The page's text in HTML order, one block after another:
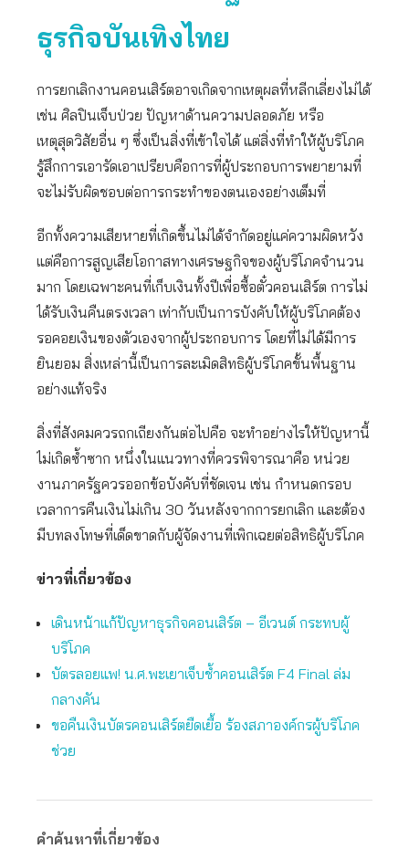
ธุรกิจบันเทิงไทย
การยกเลิกงานคอนเสิร์ตอาจเกิดจากเหตุผลที่หลีกเลี่ยงไม่ได้
เช่น ศิลปินเจ็บป่วย ปัญหาด้านความปลอดภัย หรือ
เหตุสุดวิสัยอื่น ๆ ซึ่งเป็นสิ่งที่เข้าใจได้ แต่สิ่งที่ทำให้ผู้บริโภค
รู้สึกการเอารัดเอาเปรียบคือการที่ผู้ประกอบการพยายามที่
จะไม่รับผิดชอบต่อการกระทำของตนเองอย่างเต็มที่
อีกทั้งความเสียหายที่เกิดขึ้นไม่ได้จำกัดอยู่แค่ความผิดหวัง
แต่คือการสูญเสียโอกาสทางเศรษฐกิจของผู้บริโภคจำนวน
มาก โดยเฉพาะคนที่เก็บเงินทั้งปีเพื่อซื้อตั๋วคอนเสิร์ต การไม่
ได้รับเงินคืนตรงเวลา เท่ากับเป็นการบังคับให้ผู้บริโภคต้อง
รอคอยเงินของตัวเองจากผู้ประกอบการ โดยที่ไม่ได้มีการ
ยินยอม สิ่งเหล่านี้เป็นการละเมิดสิทธิผู้บริโภคขั้นพื้นฐาน
อย่างแท้จริง
สิ่งที่สังคมควรถกเถียงกันต่อไปคือ จะทำอย่างไรให้ปัญหานี้
ไม่เกิดซ้ำซาก หนึ่งในแนวทางที่ควรพิจารณาคือ หน่วย
งานภาครัฐควรออกข้อบังคับที่ชัดเจน เช่น กำหนดกรอบ
เวลาการคืนเงินไม่เกิน 30 วันหลังจากการยกเลิก และต้อง
มีบทลงโทษที่เด็ดขาดกับผู้จัดงานที่เพิกเฉยต่อสิทธิผู้บริโภค
ข่าวที่เกี่ยวข้อง
เดินหน้าแก้ปัญหาธุรกิจคอนเสิร์ต – อีเวนต์ กระทบผู้
บริโภค
บัตรลอยแพ! น.ศ.พะเยาเจ็บช้ำคอนเสิร์ต F4 Final ล่ม
กลางคัน
ขอคืนเงินบัตรคอนเสิร์ตยืดเยื้อ ร้องสภาองค์กรผู้บริโภค
ช่วย
คำค้นหาที่เกี่ยวข้อง